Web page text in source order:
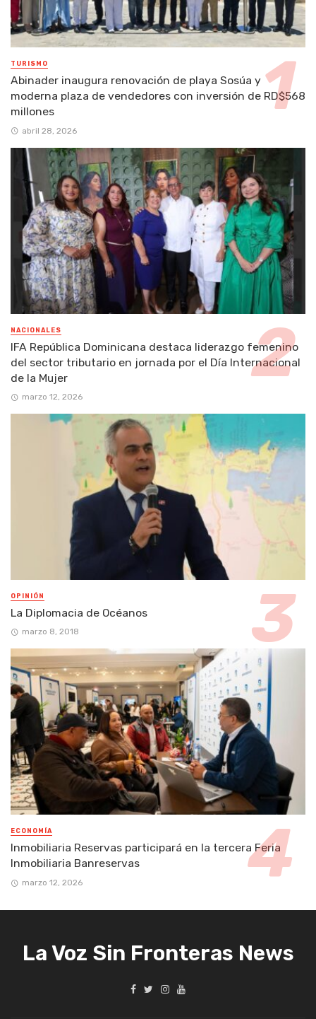
TURISMO
Abinader inaugura renovación de playa Sosúa y
moderna plaza de vendedores con inversión de RD$568
millones
abril 28, 2026
NACIONALES
IFA República Dominicana destaca liderazgo femenino
del sector tributario en jornada por el Día Internacional
de la Mujer
marzo 12, 2026
OPINIÓN
La Diplomacia de Océanos
marzo 8, 2018
ECONOMÍA
Inmobiliaria Reservas participará en la tercera Feria
Inmobiliaria Banreservas
marzo 12, 2026
La Voz Sin Fronteras News